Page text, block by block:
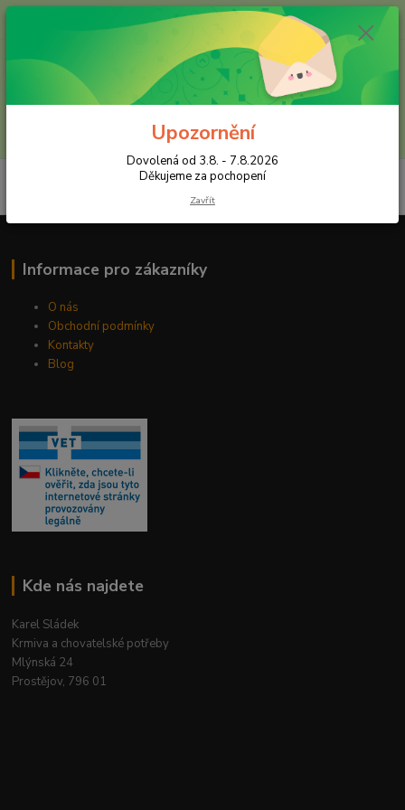
(Po-Pá, 8:30-16 hod.)
Informace pro zákazníky
O nás
Obchodní podmínky
Kontakty
Blog
Kde nás najdete
Karel Sládek
Krmiva a chovatelské potřeby
Mlýnská 24
Prostějov, 796 01
Upozornění
Dovolená od 3.8. - 7.8.2026
Děkujeme za pochopení
Zavřít